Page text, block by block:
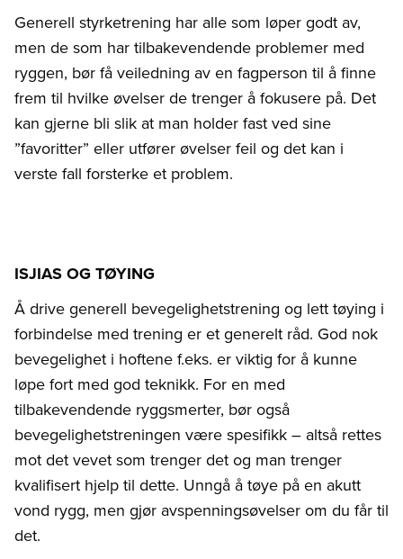
Generell styrketrening har alle som løper godt av,
men de som har tilbakevendende problemer med
ryggen, bør få veiledning av en fagperson til å finne
frem til hvilke øvelser de trenger å fokusere på. Det
kan gjerne bli slik at man holder fast ved sine
”favoritter” eller utfører øvelser feil og det kan i
verste fall forsterke et problem.
ISJIAS OG TØYING
Å drive generell bevegelighetstrening og lett tøying i
forbindelse med trening er et generelt råd. God nok
bevegelighet i hoftene f.eks. er viktig for å kunne
løpe fort med god teknikk. For en med
tilbakevendende ryggsmerter, bør også
bevegelighetstreningen være spesifikk – altså rettes
mot det vevet som trenger det og man trenger
kvalifisert hjelp til dette. Unngå å tøye på en akutt
vond rygg, men gjør avspenningsøvelser om du får til
det.